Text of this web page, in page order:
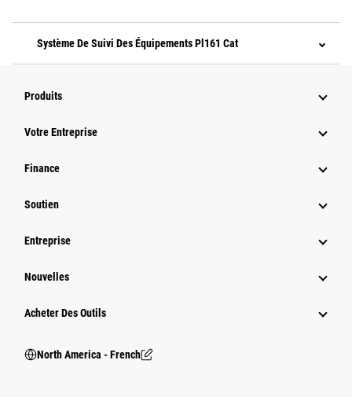
Système De Suivi Des Équipements Pl161 Cat
Produits
Votre Entreprise
Finance
Soutien
Entreprise
Nouvelles
Acheter Des Outils
North America - French